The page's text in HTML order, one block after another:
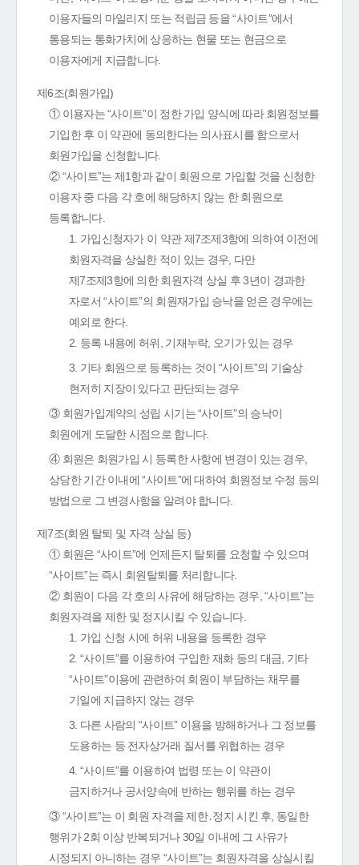
이용자들의 마일리지 또는 적립금 등을 “사이트”에서
통용되는 통화가치에 상응하는 현물 또는 현금으로
이용자에게 지급합니다.
제6조(회원가입)
① 이용자는 “사이트”이 정한 가입 양식에 따라 회원정보를
기입한 후 이 약관에 동의한다는 의사표시를 함으로서
회원가입을 신청합니다.
② “사이트”는 제1항과 같이 회원으로 가입할 것을 신청한
이용자 중 다음 각 호에 해당하지 않는 한 회원으로
등록합니다.
1. 가입신청자가 이 약관 제7조제3항에 의하여 이전에
회원자격을 상실한 적이 있는 경우, 다만
제7조제3항에 의한 회원자격 상실 후 3년이 경과한
자로서 “사이트”의 회원재가입 승낙을 얻은 경우에는
예외로 한다.
2. 등록 내용에 허위, 기재누락, 오기가 있는 경우
3. 기타 회원으로 등록하는 것이 “사이트”의 기술상
현저히 지장이 있다고 판단되는 경우
③ 회원가입계약의 성립 시기는 “사이트”의 승낙이
회원에게 도달한 시점으로 합니다.
④ 회원은 회원가입 시 등록한 사항에 변경이 있는 경우,
상당한 기간 이내에 “사이트”에 대하여 회원정보 수정 등의
방법으로 그 변경사항을 알려야 합니다.
제7조(회원 탈퇴 및 자격 상실 등)
① 회원은 “사이트”에 언제든지 탈퇴를 요청할 수 있으며
“사이트”는 즉시 회원탈퇴를 처리합니다.
② 회원이 다음 각 호의 사유에 해당하는 경우, “사이트”는
회원자격을 제한 및 정지시킬 수 있습니다.
1. 가입 신청 시에 허위 내용을 등록한 경우
2. “사이트”를 이용하여 구입한 재화 등의 대금, 기타
“사이트”이용에 관련하여 회원이 부담하는 채무를
기일에 지급하지 않는 경우
3. 다른 사람의 “사이트” 이용을 방해하거나 그 정보를
도용하는 등 전자상거래 질서를 위협하는 경우
4. “사이트”를 이용하여 법령 또는 이 약관이
금지하거나 공서양속에 반하는 행위를 하는 경우
③ “사이트”는 이 회원 자격을 제한․정지 시킨 후, 동일한
행위가 2회 이상 반복되거나 30일 이내에 그 사유가
시정되지 아니하는 경우 “사이트”는 회원자격을 상실시킬